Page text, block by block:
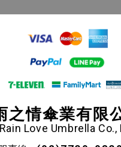
之情傘業有限
Rain Love Umbrella Co.,